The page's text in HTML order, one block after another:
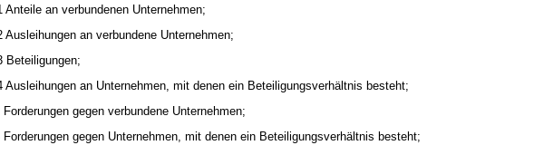
Anteile an verbundenen Unternehmen;
Ausleihungen an verbundene Unternehmen;
Beteiligungen;
Ausleihungen an Unternehmen, mit denen ein Beteiligungsverhältnis besteht;
Forderungen gegen verbundene Unternehmen;
Forderungen gegen Unternehmen, mit denen ein Beteiligungsverhältnis besteht;